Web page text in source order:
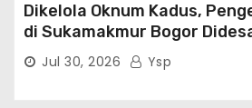
Dikelola Oknum Kadus,
di Sukamakmur Bogor
Ditindak Hukum
Jul 30, 2026 Ysp